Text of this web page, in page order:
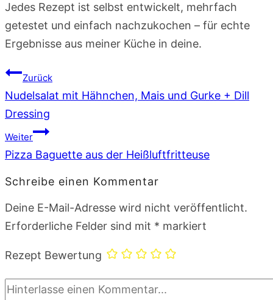
Jedes Rezept ist selbst entwickelt, mehrfach
getestet und einfach nachzukochen – für echte
Ergebnisse aus meiner Küche in deine.
Beitragsnavigation
Zurück
Nudelsalat mit Hähnchen, Mais und Gurke + Dill
Dressing
Weiter
Pizza Baguette aus der Heißluftfritteuse
Schreibe einen Kommentar
Deine E-Mail-Adresse wird nicht veröffentlicht.
Erforderliche Felder sind mit * markiert
Rezept Bewertung